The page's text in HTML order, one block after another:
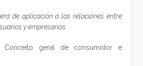
de aplicación a las relaciones entre
y empresarios.
geral de consumidor e